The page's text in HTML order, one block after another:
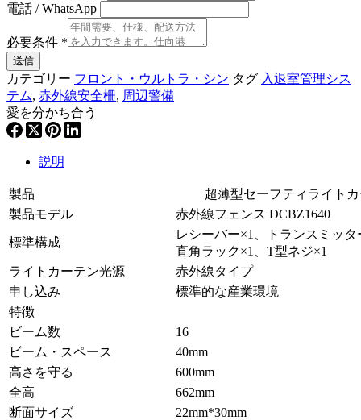
電話 / WhatsApp
必要条件 *
送信
カテゴリー フロント・ウルトラ・シン タグ 入退室管理シス
テム, 赤外線安全柵, 周辺警備
愛を分かち合う
説明
製品
超薄型セーフティライトカ
製品モデル
赤外線フェンス DCBZ1640
標準構成
レシーバー×1、トランスミッ
直角ラック×1、T型ネジ×1
ライトカーテン光源
赤外線タイプ
申し込み
標準的な産業環境
特徴
ビーム数
16
ビーム・スペース
40mm
高さを守る
600mm
全高
662mm
断面サイズ
22mm*30mm